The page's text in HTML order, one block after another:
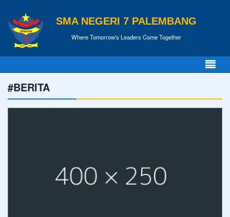
SMA NEGERI 7 PALEMBANG
Where Tomorrow's Leaders Come Together
#BERITA